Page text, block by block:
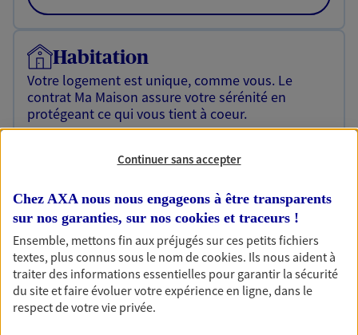
Habitation
Votre logement est unique, comme vous. Le
contrat Ma Maison assure votre sérénité en
protégeant ce qui vous tient à coeur.
Garantie Accidents de la Vie
Bricoleuse, féru de jardinage, pâtissier en herbe
ou grande lectrice… personne n'est à l'abri d'un
accident du quotidien. Avec Ma Protection
Accident, protégez votre qualité de vie et vos
Continuer sans accepter
Chez AXA nous nous engageons à être transparents
sur nos garanties, sur nos cookies et traceurs !
Ensemble, mettons fin aux préjugés sur ces petits fichiers
textes, plus connus sous le nom decookies. Ils nous aident à
traiter des informations essentielles pour garantir la sécurité
du site et faire évoluer votre expérience en ligne, dans le
respect de votre vie privée.